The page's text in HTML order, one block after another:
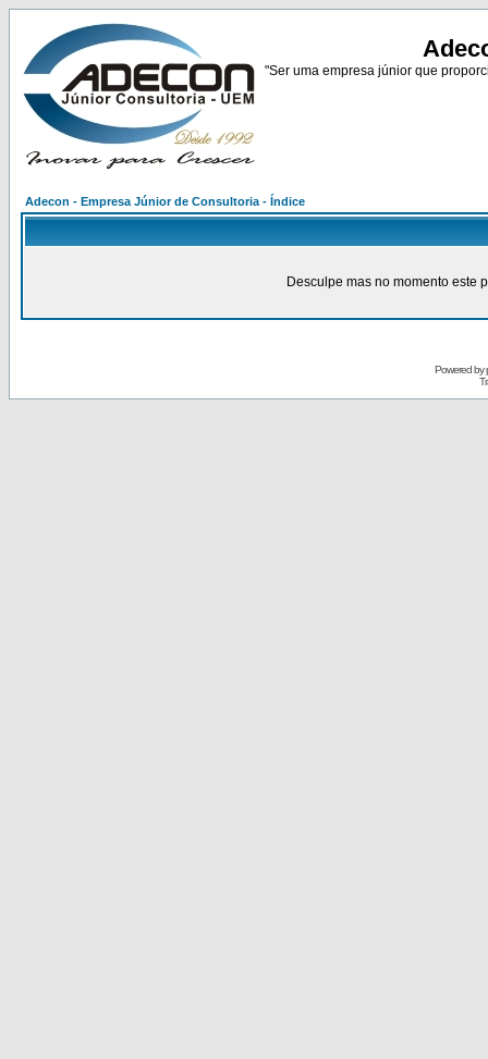
"Ser uma empresa júnior que
Adecon - Empresa Júnior de Consultoria - Índice
Desculpe mas no momento este
Powered by